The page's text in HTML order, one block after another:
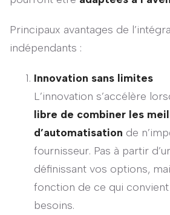
Principaux avantages de
indépendants :
Innovation sans limites
L’innovation s’accélère
libre de combiner les
d’automatisation de
fournisseur. Pas à partir
définissant vos options,
fonction de ce qui
besoins.